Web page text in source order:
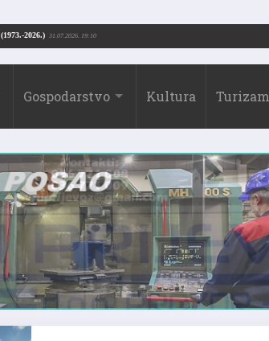
Drago Borić (1973.-2026.) 31.07.2026. 19:10
Gospodarstvo Kultura Turizam